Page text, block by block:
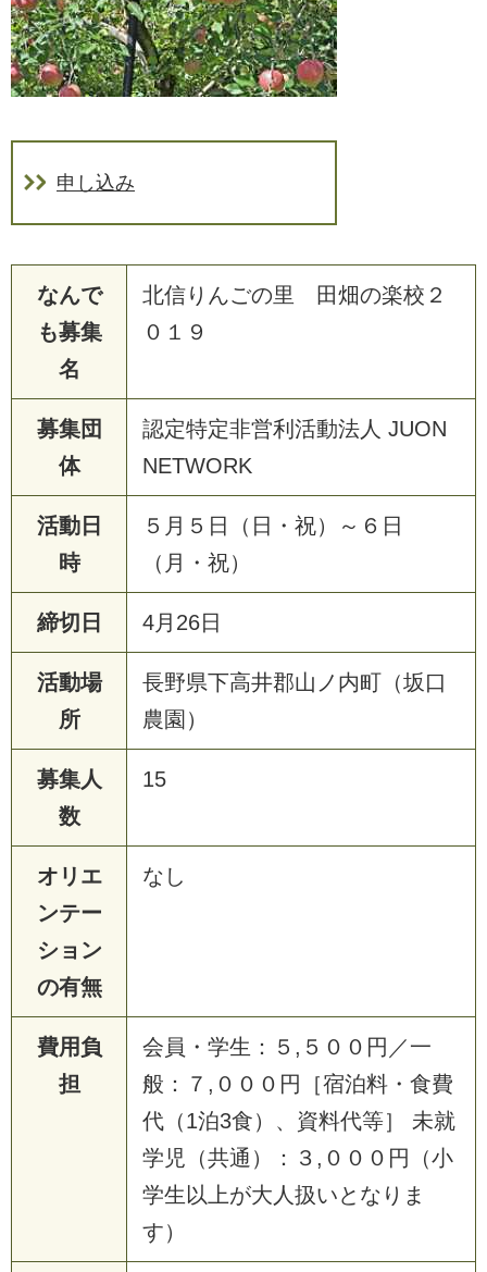
申し込み
なんで
も募集
名
北信りんごの里 田畑の楽校２
０１９
募集団
体
認定特定非営利 活動法人 JUON
NETWORK
活動日
時
５ 月 ５ 日 （ 日 ・ 祝） ～ ６ 日
（ 月 ・ 祝）
締切日 4月 26日
活動場
所
長野県下高井郡山 ノ 内町 （坂 口
農 園 ）
募集人
数
15
オリエ
ンテー
ション
の有無
な し
費用負
担
会 員 ・ 学生 ： ５ , ５ ０ ０ 円 ／一
般 ： ７ , ０ ０ ０ 円 ［宿泊料 ・ 食費
代 （1泊3食） 、 資料代等］ 未就
学 児 （共通 ） ： ３ , ０ ０ ０ 円 （小
学生 以 上が大 人扱いと な り ま
す）